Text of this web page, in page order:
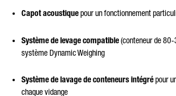
Capot acoustiquepour un fonctionnement
Système de levage compatible(conteneur de
système Dynamic Weighing
Système de lavage de conteneurs intégrépour
chaque vidange